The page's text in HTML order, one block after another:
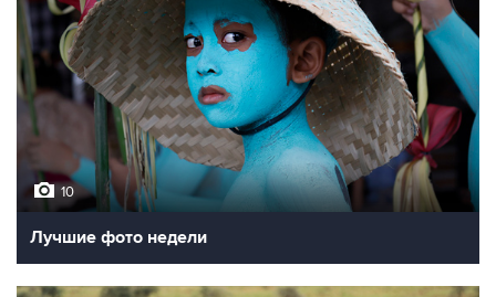
10
Лучшие фото недели